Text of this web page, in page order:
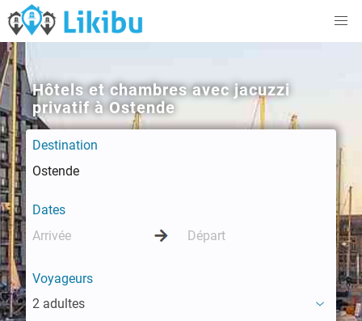
Hôtels et chambres avec jacuzzi
privatif à Ostende
Destination
Dates
Voyageurs
2 adultes